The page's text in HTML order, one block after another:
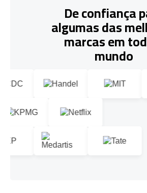
De confiança
algumas das
marcas em
mundo